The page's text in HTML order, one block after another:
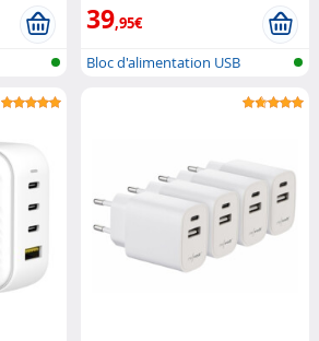
39,95€
Bloc d'alimentation USB